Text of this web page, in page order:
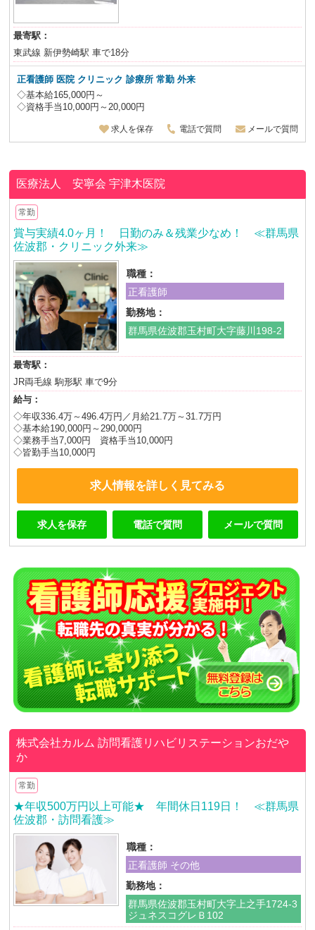
最寄駅：
東武線 新伊勢崎駅 車で18分
正看護師 医院 クリニック 診療所 常勤 外来
◇基本給165,000円～
◇資格手当10,000円～20,000円
求人を保存 電話で質問 メールで質問
医療法人 安寧会宇津木医院
常勤
賞与実績4.0ヶ月！ 日勤のみ＆残業少なめ！ ≪群馬県
佐波郡・クリニック外来≫
職種：
正看護師
勤務地：
群馬県佐波郡玉村町大字藤川198-2
最寄駅：
JR両毛線 駒形駅 車で9分
給与：
◇年収336.4万～496.4万円／月給21.7万～31.7万円
◇基本給190,000円～290,000円
◇業務手当7,000円 資格手当10,000円
◇皆勤手当10,000円
求人情報を詳しく見てみる
求人を保存 電話で質問 メールで質問
株式会社カルム訪問看護リハビリステーションおだや
か
常勤
★年収500万円以上可能★ 年間休日119日！ ≪群馬県
佐波郡・訪問看護≫
職種：
正看護師 その他
勤務地：
群馬県佐波郡玉村町大字上之手1724-3
ジュネスコグレＢ102